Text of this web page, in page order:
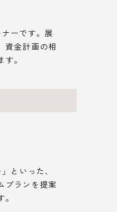
ーです。展
資金計画の相
。
といった、
プランを提案